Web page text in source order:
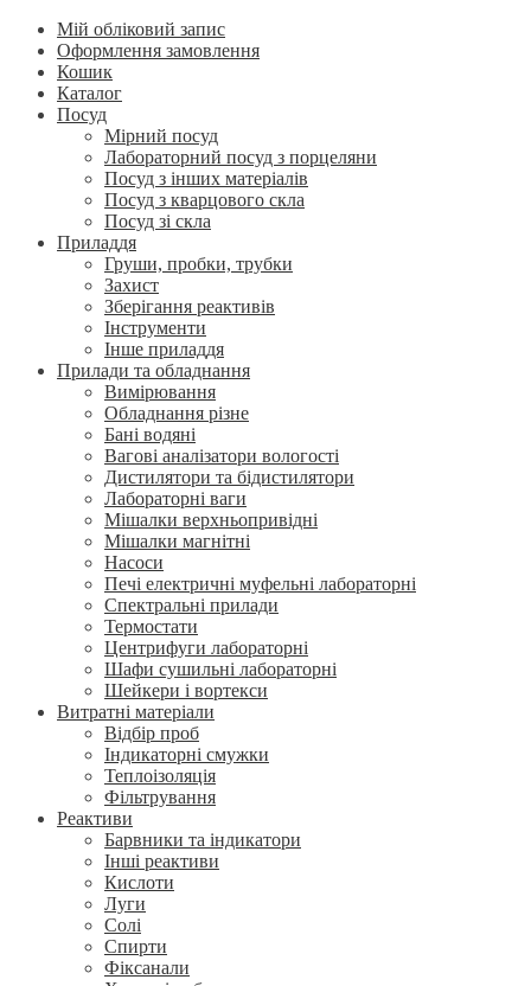
Мій обліковий запис
Оформлення замовлення
Кошик
Каталог
Посуд
Мірний посуд
Лабораторний посуд з порцеляни
Посуд з інших матеріалів
Посуд з кварцового скла
Посуд зі скла
Приладдя
Груши, пробки, трубки
Захист
Зберігання реактивів
Інструменти
Інше приладдя
Прилади та обладнання
Вимірювання
Обладнання різне
Бані водяні
Вагові аналізатори вологості
Дистилятори та бідистилятори
Лабораторні ваги
Мішалки верхньопривідні
Мішалки магнітні
Насоси
Печі електричні муфельні лабораторні
Спектральні прилади
Термостати
Центрифуги лабораторні
Шафи сушильні лабораторні
Шейкери і вортекси
Витратні матеріали
Відбір проб
Індикаторні смужки
Теплоізоляція
Фільтрування
Реактиви
Барвники та індикатори
Інші реактиви
Кислоти
Луги
Солі
Спирти
Фіксанали